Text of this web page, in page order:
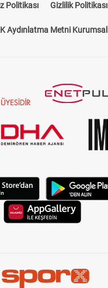
Politikası Gizlilik Politikası
Aydınlatma Metni Kurumsal